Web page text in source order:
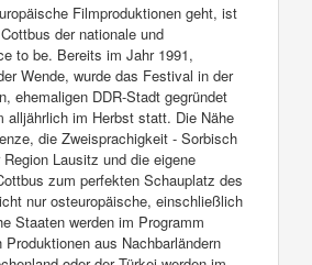
Filmproduktionen geht, ist
der nationale und
to be. Bereits im Jahr 1991,
Wende, wurde das Festival in der
ehemaligen DDR-Stadt gegründet
alljährlich im Herbst statt. Die Nähe
die Zweisprachigkeit - Sorbisch
Lausitz und die eigene
zum perfekten Schauplatz des
nur osteuropäische, einschließlich
Staaten werden im Programm
aus Nachbarländern